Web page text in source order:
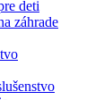
deti
záhrade